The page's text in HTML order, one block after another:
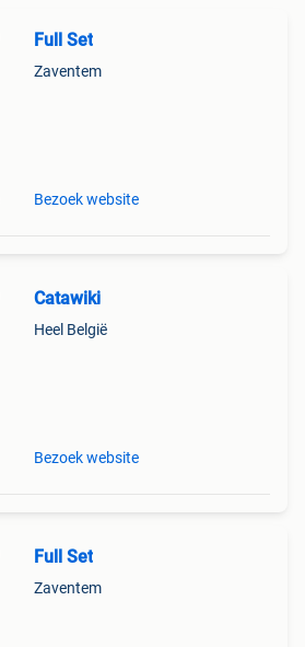
Full Set
Zaventem
Bezoek website
Catawiki
Heel België
Bezoek website
Full Set
Zaventem